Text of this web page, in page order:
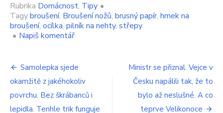
Rubrika Domácnost, Tipy •
Tagybroušení, Broušení nožů, brusný papír, hrnek na
broušení, ocílka, pilník na nehty, střepy
• Napiš komentářon
nože
brousek.
Děda
vytáhl
Navigace
pro
příspěvek
Samolepka sjede
okamžitě z jakéhokoliv
povrchu. Bez škrábanců i
lepidla. Tenhle trik funguje
Ministr se přiznal. Vejce v
Česku napálili tak, že to
bylo až neslušné. A co
teprve Velikonoce